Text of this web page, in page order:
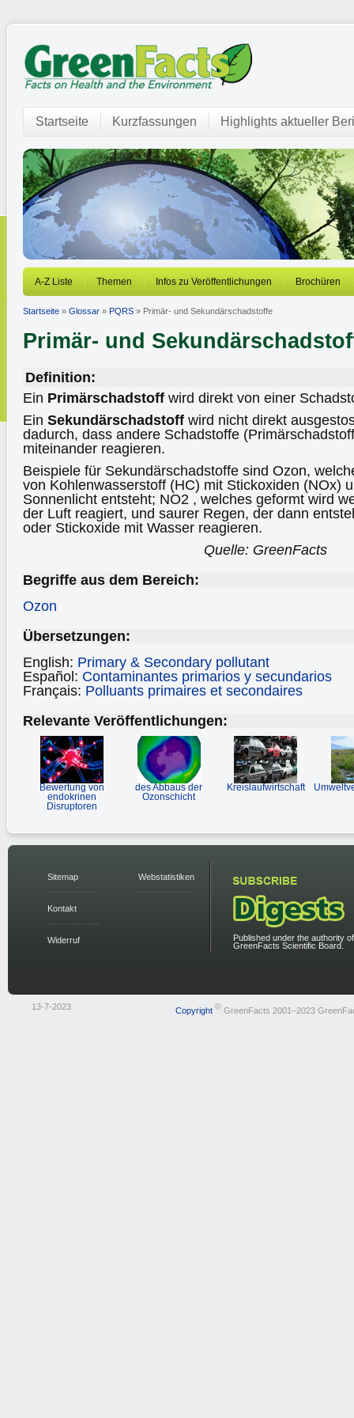
Startseite Kurzfassungen Highlights aktueller
A-Z Liste Themen Infos zu Veröffentlichungen Brochüren
Startseite » Glossar » PQRS » Primär- und Sekundärschadstoffe
Primär- und
Definition:
Ein Primärschadstoff wird direkt von einer
Ein Sekundärschadstoff wird nicht direkt
dadurch, dass andere Schadstoffe
miteinander reagieren.
Beispiele für Sekundärschadstoffe sind Ozon,
von Kohlenwasserstoff (HC) mit Stickoxiden (NOx)
Sonnenlicht entsteht; NO2 , welches geformt wird
der Luft reagiert, und saurer Regen, der dann
oder Stickoxide mit Wasser reagieren.
Quelle: GreenFacts
Begriffe aus dem Bereich:
Ozon
Übersetzungen:
English: Primary & Secondary pollutant
Español: Contaminantes primarios y secundarios
Français: Polluants primaires et secondaires
Relevante Veröffentlichungen:
Bewertung von
endokrinen
Disruptoren
des Abbaus der
Ozonschicht
Kreislaufwirtschaft
Sitemap
Kontakt
Widerruf
Webstatistiken
Published under the authority
GreenFacts Scientific Board.
13-7-2023 Copyright © GreenFacts 2001–2023